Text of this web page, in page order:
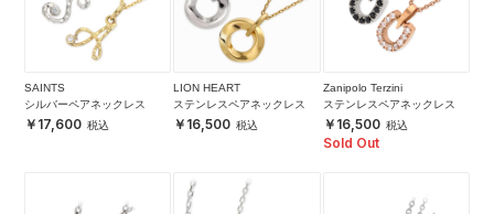
SAINTS
シルバーペアネックレス
17,600
LION HEART
ステンレスペアネックレス
16,500
Zanipolo Terzini
ステンレスペアネックレス
16,500
Sold Out